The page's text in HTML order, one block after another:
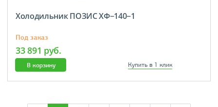
Холодильник ПОЗИС ХФ−140−1
Под заказ
33 891 руб.
В корзину Купить в 1 клик